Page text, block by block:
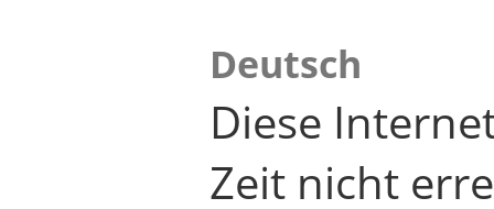
Deutsch
Diese
Zeit nicht